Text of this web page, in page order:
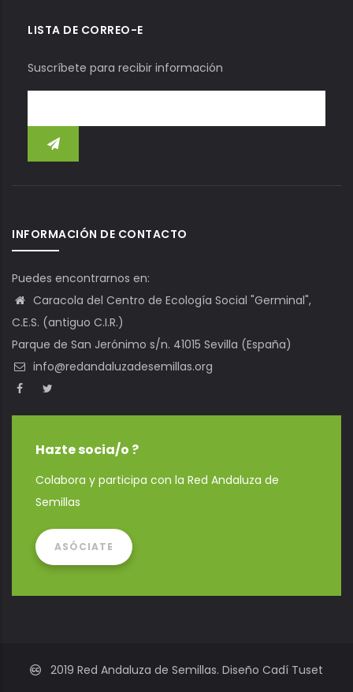
LISTA DE CORREO-E
Suscríbete para recibir información
INFORMACIÓN DE CONTACTO
Puedes encontrarnos en:
Caracola del Centro de Ecología Social "Germinal",
C.E.S. (antiguo C.I.R.)
Parque de San Jerónimo s/n. 41015 Sevilla (España)
info@redandaluzadesemillas.org
Hazte socia/o ?
Colabora y participa con la Red Andaluza de
Semillas
ASÓCIATE
2019 Red Andaluza de Semillas. Diseño Cadí Tuset